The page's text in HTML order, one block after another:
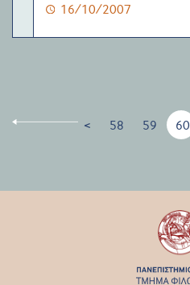
16/10/2007
< 58 59 60